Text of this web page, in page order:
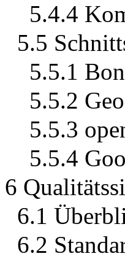
5.4.4
5.5
5.5.1
5.5.2
5.5.3
5.5.4
6
6.1
6.2